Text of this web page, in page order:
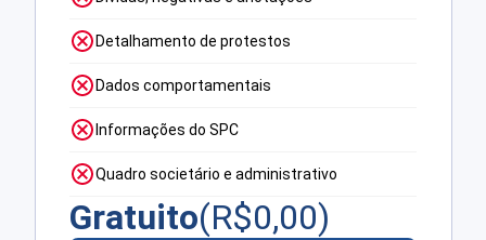
Detalhamento de protestos
Dados comportamentais
Informações do SPC
Quadro societário e administrativo
Gratuito(R$0,00)